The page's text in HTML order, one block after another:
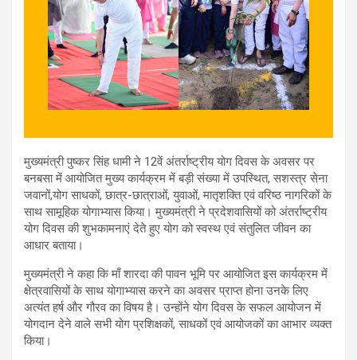
मुख्यमंत्री पुष्कर सिंह धामी ने 12वें अंतर्राष्ट्रीय योग दिवस के अवसर पर
बनबसा में आयोजित मुख्य कार्यक्रम में बड़ी संख्या में उपस्थित, सशस्त्र सेना
जवानों,योग साधकों, छात्र-छात्राओं, युवाओं, मातृशक्ति एवं वरिष्ठ नागरिकों के
साथ सामूहिक योगाभ्यास किया। मुख्यमंत्री ने प्रदेशवासियों को अंतर्राष्ट्रीय
योग दिवस की शुभकामनाएं देते हुए योग को स्वस्थ एवं संतुलित जीवन का
आधार बताया।
मुख्यमंत्री ने कहा कि माँ शारदा की पावन भूमि पर आयोजित इस कार्यक्रम में
क्षेत्रवासियों के साथ योगाभ्यास करने का अवसर प्राप्त होना उनके लिए
अत्यंत हर्ष और गौरव का विषय है। उन्होंने योग दिवस के सफल आयोजन में
योगदान देने वाले सभी योग प्रशिक्षकों, साधकों एवं आयोजकों का आभार व्यक्त
किया।